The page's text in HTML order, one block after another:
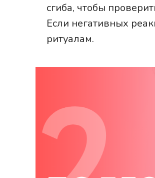
сгиба, чтобы
Если негативных
ритуалам.